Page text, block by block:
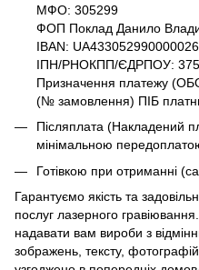
МФО: 305299
ФОП Поклад Данило
IBAN:
ІПН/РНОКПП/ЄДРПОУ:
Призначення платежу
(№ замовлення) ПІБ
Післяплата (Накладений
мінімальною
Готівкою при отриманні
Гарантуємо якість та
послуг лазерного
надавати вам вироби з
зображень, тексту,